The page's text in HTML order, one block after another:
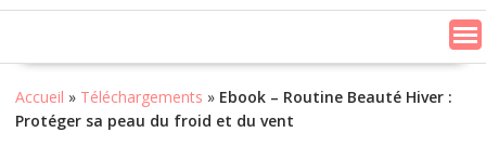
Accueil » Téléchargements » Ebook – Routine Beauté Hiver :
Protéger sa peau du froid et du vent